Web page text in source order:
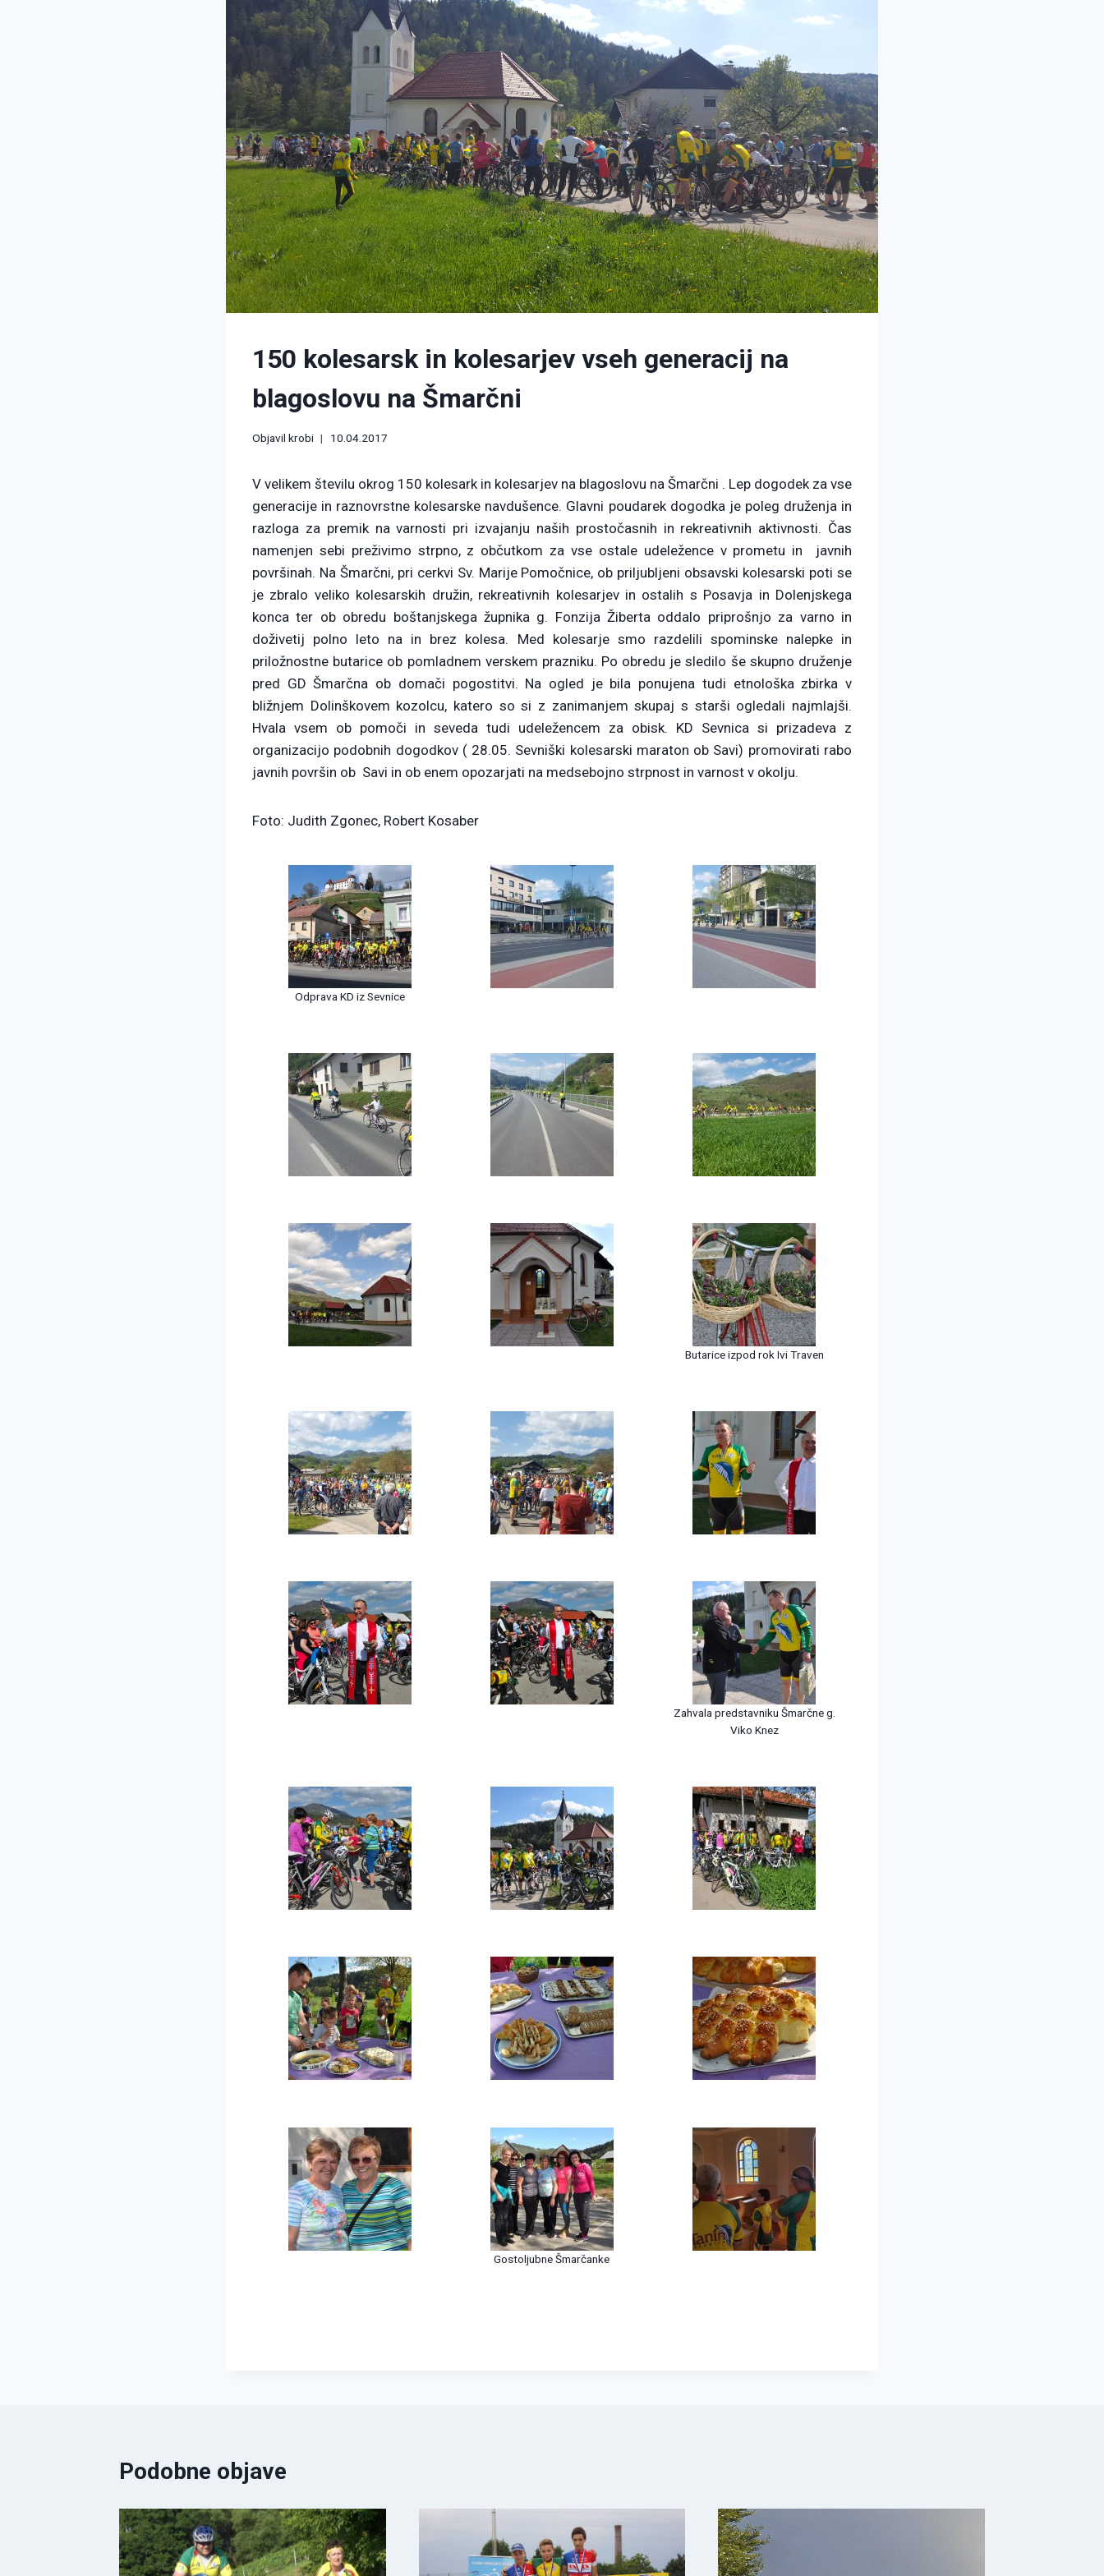
150 kolesarsk in kolesarjev vseh generacij na
blagoslovu na Šmarčni
Objavil krobi 10.04.2017
V velikem številu okrog 150 kolesark in kolesarjev na blagoslovu na Šmarčni . Lep dogodek za vse
generacije in raznovrstne kolesarske navdušence. Glavni poudarek dogodka je poleg druženja in
razloga za premik na varnosti pri izvajanju naših prostočasnih in rekreativnih aktivnosti. Čas
namenjen sebi preživimo strpno, z občutkom za vse ostale udeležence v prometu in javnih
površinah. Na Šmarčni, pri cerkvi Sv. Marije Pomočnice, ob priljubljeni obsavski kolesarski poti se
je zbralo veliko kolesarskih družin, rekreativnih kolesarjev in ostalih s Posavja in Dolenjskega
konca ter ob obredu boštanjskega župnika g. Fonzija Žiberta oddalo priprošnjo za varno in
doživetij polno leto na in brez kolesa. Med kolesarje smo razdelili spominske nalepke in
priložnostne butarice ob pomladnem verskem prazniku. Po obredu je sledilo še skupno druženje
pred GD Šmarčna ob domači pogostitvi. Na ogled je bila ponujena tudi etnološka zbirka v
bližnjem Dolinškovem kozolcu, katero so si z zanimanjem skupaj s starši ogledali najmlajši.
Hvala vsem ob pomoči in seveda tudi udeležencem za obisk. KD Sevnica si prizadeva z
organizacijo podobnih dogodkov ( 28.05. Sevniški kolesarski maraton ob Savi) promovirati rabo
javnih površin ob Savi in ob enem opozarjati na medsebojno strpnost in varnost v okolju.
Foto: Judith Zgonec, Robert Kosaber
Odprava KD iz Sevnice
Butarice izpod rok Ivi Traven
Zahvala predstavniku Šmarčne g.
Viko Knez
Gostoljubne Šmarčanke
Podobne objave